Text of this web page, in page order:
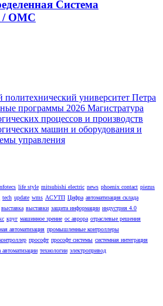
Cистема
/ OMC
life style mitsubishi electric news phoenix contact piezus
tech update wms АСУТП Цифра автоматизация склада
выставка выставки защита информации индустрия 4.0
круг машинное зрение ос аврора отраслевые решения
автоматизация промышленные контроллеры
прософт прософт системы системная интеграция
автоматизации технологии электропривод